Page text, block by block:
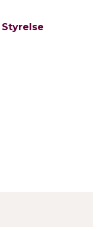
Styrelse